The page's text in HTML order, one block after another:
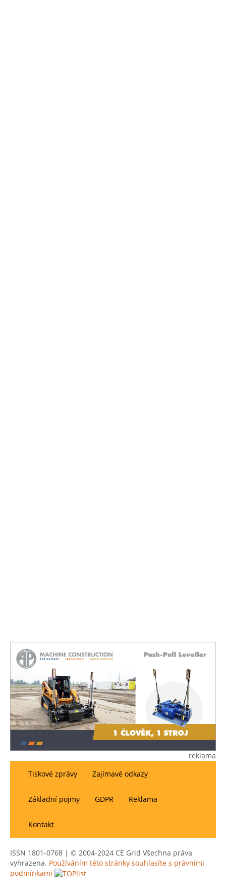
reklama
Tiskové zprávy
Zajímavé odkazy
Základní pojmy GDPR Reklama
Kontakt
ISSN 1801-0768 | © 2004-2024 CE Grid Všechna práva
vyhrazena. Používáním této stránky souhlasíte s právními
podmínkami